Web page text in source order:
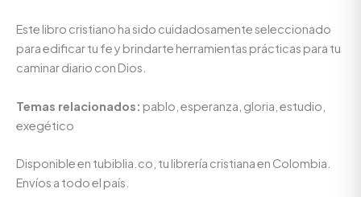
Este libro cristiano ha sido cuidadosamente seleccionado
para edificar tu fe y brindarte herramientas prácticas para tu
caminar diario con Dios.
Temas relacionados: pablo, esperanza, gloria, estudio,
exegético
Disponible en tubiblia.co, tu librería cristiana en Colombia.
Envíos a todo el país.